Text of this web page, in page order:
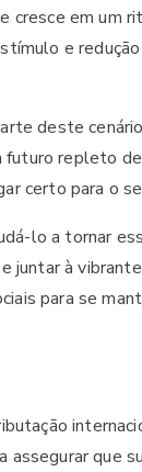
em um
e
deste
repleto
certo para o
lo a tornar
juntar à
para se
que